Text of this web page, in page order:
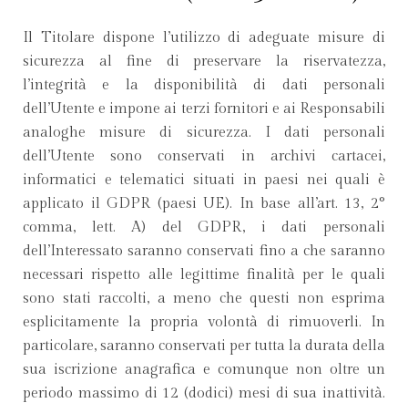
Il Titolare dispone l’utilizzo di adeguate misure di
sicurezza al fine di preservare la riservatezza,
l’integrità e la disponibilità di dati personali
dell’Utente e impone ai terzi fornitori e ai Responsabili
analoghe misure di sicurezza. I dati personali
dell’Utente sono conservati in archivi cartacei,
informatici e telematici situati in paesi nei quali è
applicato il GDPR (paesi UE). In base all’art. 13, 2°
comma, lett. A) del GDPR, i dati personali
dell’Interessato saranno conservati fino a che saranno
necessari rispetto alle legittime finalità per le quali
sono stati raccolti, a meno che questi non esprima
esplicitamente la propria volontà di rimuoverli. In
particolare, saranno conservati per tutta la durata della
sua iscrizione anagrafica e comunque non oltre un
periodo massimo di 12 (dodici) mesi di sua inattività.